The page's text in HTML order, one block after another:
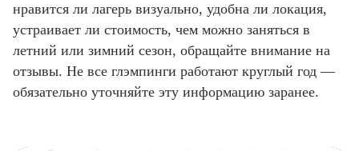
нравится ли лагерь визуально, удобна ли локация,
устраивает ли стоимость, чем можно заняться в
летний или зимний сезон, обращайте внимание на
отзывы. Не все глэмпинги работают круглый год —
обязательно уточняйте эту информацию заранее.